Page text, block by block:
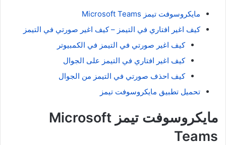
مايكروسوفت تيمز Microsoft Teams
كيف اغير افتاري في التيمز – كيف اغير صورتي في التيمز
كيف اغير صورتي في التيمز في الكمبيوتر
كيف اغير افتاري في التيمز على الجوال
كيف احذف صورتي في التيمز من الجوال
تحميل تطبيق مايكروسوفت تيمز
مايكروسوفت تيمز Microsoft
Teams